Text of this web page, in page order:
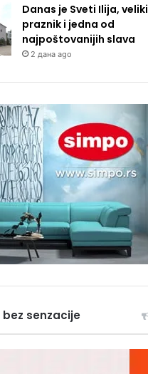
Danas je Sveti Ilija, veliki
praznik i jedna od
najpoštovanijih slava
2 дана ago
senzacije